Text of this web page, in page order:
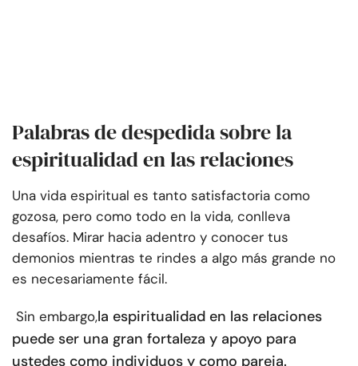
Palabras de despedida sobre la
espiritualidad en las relaciones
Una vida espiritual es tanto satisfactoria como
gozosa, pero como todo en la vida, conlleva
desafíos. Mirar hacia adentro y conocer tus
demonios mientras te rindes a algo más grande no
es necesariamente fácil.
Sin embargo,la espiritualidad en las relaciones
puede ser una gran fortaleza y apoyo para
ustedes como individuos y como pareja.